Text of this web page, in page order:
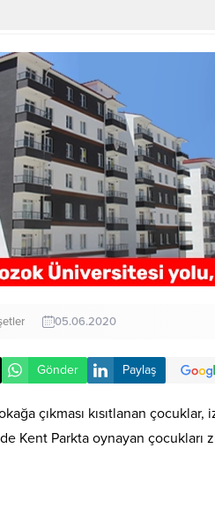
05.06.2020
Gönder Paylaş
çıkması kısıtlanan
Kent Parkta oynayan